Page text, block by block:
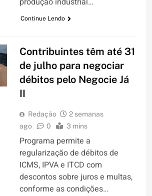
Continue Lendo
Contribuintes têm até 31
de julho para negociar
débitos pelo Negocie Já
II
Redação
2 semanas
ago
0 3 mins
Programa permite a
regularização de débitos de
ICMS, IPVA e ITCD com
descontos sobre juros e multas,
conforme as condições…